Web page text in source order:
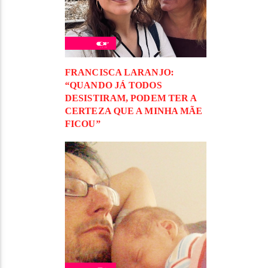
FRANCISCA LARANJO:
“QUANDO JÁ TODOS
DESISTIRAM, PODEM TER A
CERTEZA QUE A MINHA MÃE
FICOU”